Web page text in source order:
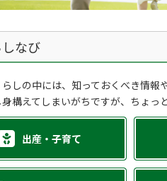
なび
しの中には、知っておくべき情報
構えてしまいがちですが、ちょっ
出産・子育て